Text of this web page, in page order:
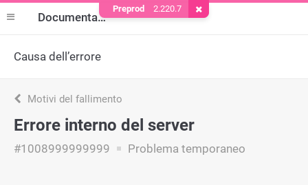
Documentazione
Causa dell’errore
Motivi del fallimento
Errore interno del server
#1008999999999 Problema temporaneo
Preprod 2.220.7 Rimuovere il cookie